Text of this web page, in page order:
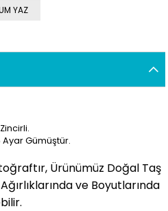
YAZ
Gümüştür.
Ürünümüz Doğal Taş
ve Boyutlarında